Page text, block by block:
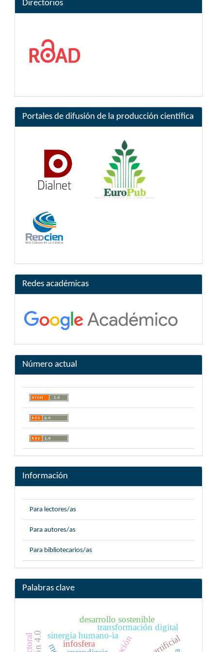
Directorios
Portales de difusión de la producción científica
Redes académicas
Número actual
Información
Para lectores/as
Para autores/as
Para bibliotecarios/as
Palabras clave
transformación digital
sinergia humano-ia
infosfera
desarrollo sostenible